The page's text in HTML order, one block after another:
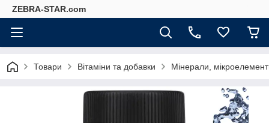
ZEBRA-STAR.com
Товари Вітаміни та добавки Мінерали,